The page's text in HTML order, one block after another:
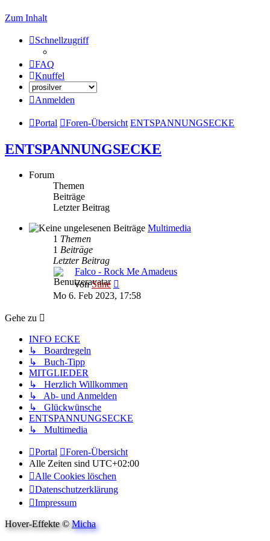
Zum Inhalt
Schnellzugriff
FAQ
Knuffel
Anmelden
Portal Foren-Übersicht ENTSPANNUNGSECKE
ENTSPANNUNGSECKE
Forum
Themen
Beiträge
Letzter Beitrag
Multimedia
1 Themen
1 Beiträge
Letzter Beitrag
Falco - Rock Me Amadeus
vonStine
Beitrag
Mo 6. Feb 2023, 17:58
Gehe zu
INFO ECKE
↳ Boardregeln
↳ Buch-Tipp
MITGLIEDER
↳ Herzlich Willkommen
↳ Ab- und Anmelden
↳ Glückwünsche
ENTSPANNUNGSECKE
↳ Multimedia
Portal
Foren-Übersicht
Alle Zeiten sind UTC+02:00
Alle Cookies löschen
Datenschutzerklärung
Impressum
Hover-Effekte © Micha